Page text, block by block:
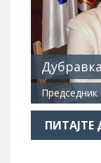
ПИТАЈТЕ